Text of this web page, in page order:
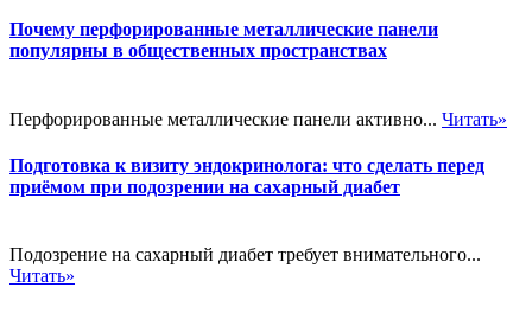
Почему перфорированные металлические панели
популярны в общественных пространствах
Перфорированные металлические панели активно... Читать»
Подготовка к визиту эндокринолога: что сделать перед
приёмом при подозрении на сахарный диабет
Подозрение на сахарный диабет требует внимательного...
Читать»